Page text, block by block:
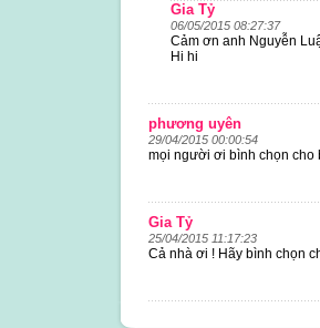
Gia Tỷ
06/05/2015 08:27:37
Cảm ơn anh Nguyễn
Hi hi
phương uyên
29/04/2015 00:00:54
mọi người ơi bình chọn cho
Gia Tỷ
25/04/2015 11:17:23
Cả nhà ơi ! Hãy bình chọn